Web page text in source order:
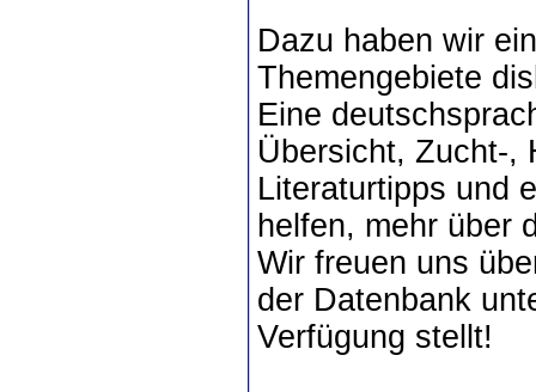
Dazu haben wir
Themengebiete
Eine
Übersicht, Zucht-,
Literaturtipps und
helfen, mehr über
Wir freuen uns
der Datenbank
Verfügung stellt!